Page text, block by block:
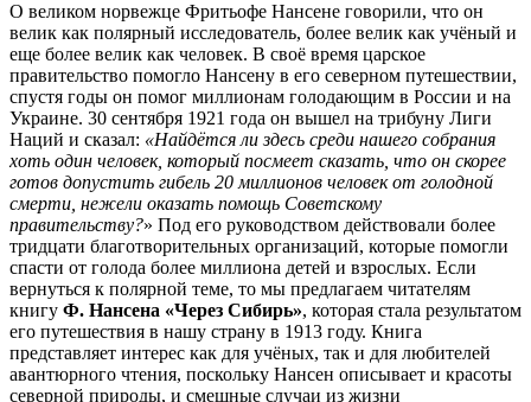
О великом норвежце Фритьофе Нансене говорили, что он
велик как полярный исследователь, более велик как учёный и
еще более велик как человек. В своё время царское
правительство помогло Нансену в его северном путешествии,
спустя годы он помог миллионам голодающим в России и на
Украине. 30 сентября 1921 года он вышел на трибуну Лиги
Наций и сказал: «Найдётся ли здесь среди нашего собрания
хоть один человек, который посмеет сказать, что он скорее
готов допустить гибель 20 миллионов человек от голодной
смерти, нежели оказать помощь Советскому
правительству?» Под его руководством действовали более
тридцати благотворительных организаций, которые помогли
спасти от голода более миллиона детей и взрослых. Если
вернуться к полярной теме, то мы предлагаем читателям
книгу Ф. Нансена «Через Сибирь», которая стала результатом
его путешествия в нашу страну в 1913 году. Книга
представляет интерес как для учёных, так и для любителей
авантюрного чтения, поскольку Нансен описывает и красоты
северной природы, и смешные случаи из жизни